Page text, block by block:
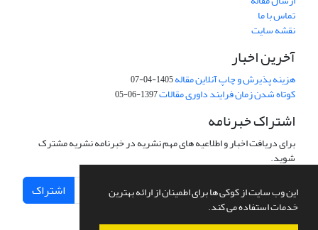
این وب سایت از کوکی ها برای اطمینان از ارائه بهترین
خدمات استفاده می کند.
تماس با ما
نقشه سایت
آخرین اخبار
هزینه پذیرش و چاپ آنلاین مقاله1405-04-07
کوتاه شدن زمان فرایند داوری مقالات1397-06-05
اشتراک خبرنامه
برای دریافت اخبار و اطلاعیه های مهم نشریه در خبرنامه نشریه مشترک
شوید.
اشتراک